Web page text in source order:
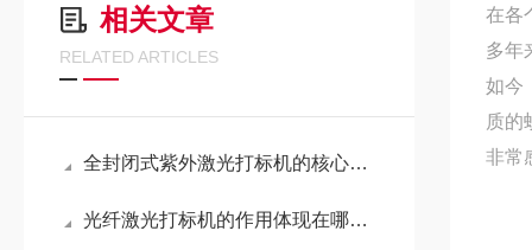
相关文章
RELATED ARTICLES
全封闭式紫外激光打标机的核心应用场景
光纤激光打标机的作用体现在哪些方面？
在各
多年
如今
质的
非常